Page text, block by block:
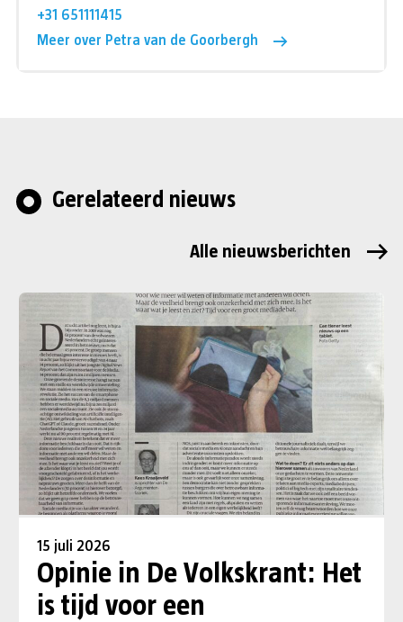
+31 651111415
Meer over Petra van de Goorbergh
Gerelateerd nieuws
Alle nieuwsberichten
15 juli 2026
Opinie in De Volkskrant: Het
is tijd voor een